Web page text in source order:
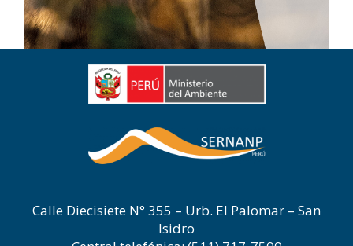
Calle Diecisiete N° 355 – Urb. El Palomar – San
Isidro